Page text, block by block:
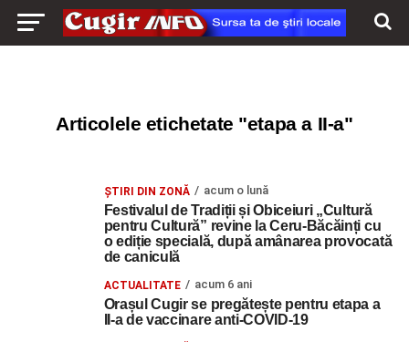
Articolele etichetate "etapa a II-a"
ŞTIRI DIN ZONĂ acum o lună
Festivalul de Tradiții și Obiceiuri „Cultură
pentru Cultură” revine la Ceru-Băcăinți cu
o ediție specială, după amânarea provocată
de caniculă
ACTUALITATE acum 6 ani
Orașul Cugir se pregătește pentru etapa a
II-a de vaccinare anti-COVID-19